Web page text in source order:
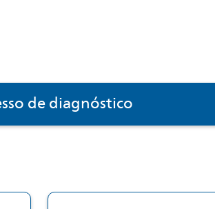
de diagnóstico